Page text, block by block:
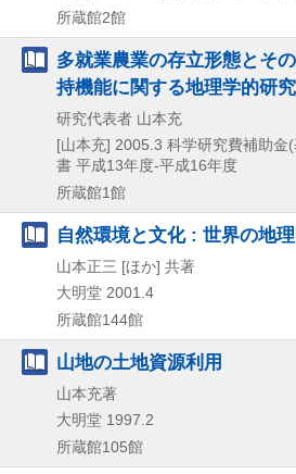
所蔵館2館
多就業農業の存立形態とそ
持機能に関する地理学的研究
研究代表者 山本充
[山本充] 2005.3 科学研究費補助金
書 平成13年度-平成16年度
所蔵館1館
自然環境と文化 : 世界の地
山本正三 [ほか] 共著
大明堂 2001.4
所蔵館144館
山地の土地資源利用
山本充著
大明堂 1997.2
所蔵館105館